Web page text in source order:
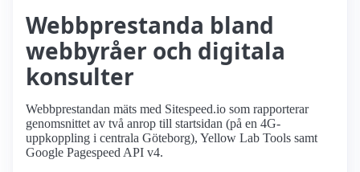
Webbprestanda bland
webbyråer och digitala
konsulter
Webbprestandan mäts med Sitespeed.io som rapporterar
genomsnittet av två anrop till startsidan (på en 4G-
uppkoppling i centrala Göteborg), Yellow Lab Tools samt
Google Pagespeed API v4.